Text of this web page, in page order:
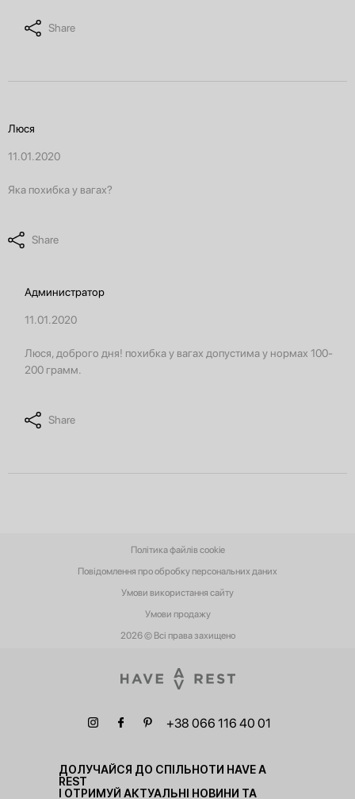
Share
Люся
11.01.2020
Яка похибка у вагах?
Share
Администратор
11.01.2020
Люся, доброго дня! похибка у вагах допустима у нормах 100-
200 грамм.
Share
2026 © Всі права захищено
Повідомлення про обробку персональних даних
Умови використання сайту
Умови‌ ‌продажу‌
Політика файлів cookie
+38 066 116 40 01
ДОЛУЧАЙСЯ ДО СПІЛЬНОТИ HAVE A
REST
І ОТРИМУЙ АКТУАЛЬНІ НОВИНИ ТА